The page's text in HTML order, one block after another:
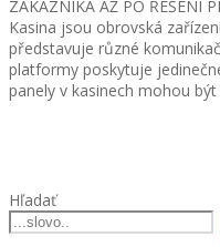
ZÁKAZNÍKA AŽ PO ŘEŠENÍ
Kasina jsou obrovská
představuje různé
platformy poskytuje
panely v kasinech mohou
Hľadať